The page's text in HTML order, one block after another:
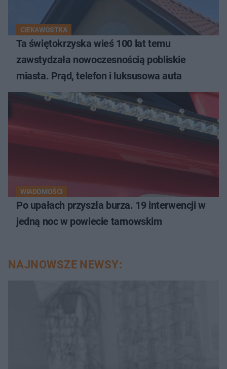
CIEKAWOSTKA
Ta świętokrzyska wieś 100 lat temu
zawstydzała nowoczesnością pobliskie
miasta. Prąd, telefon i luksusowa auta
WIADOMOŚCI
Po upałach przyszła burza. 19 interwencji w
jedną noc w powiecie tarnowskim
NAJNOWSZE NEWSY: